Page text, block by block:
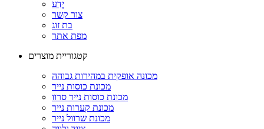
יֶדַע
צור קשר
בת זוג
מפת אתר
קטגוריית מוצרים
מכונה אופקית במהירות גבוהה
מכונת כוסות נייר
מכונת כוסות נייר סרוו
מכונת קערות נייר
מכונת שרוול נייר